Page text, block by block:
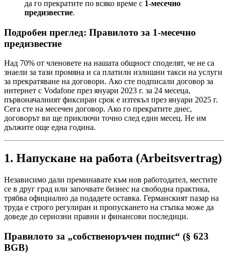
да го прекратите по всяко време с 1-месечно
предизвестие.
Подробен преглед: Правилото за 1-месечно
предизвестие
Над 70% от членовете на нашата общност споделят, че не са
знаели за тази промяна и са платили излишни такси на услуги
за прекратяване на договори. Ако сте подписали договор за
интернет с Vodafone през януари 2023 г. за 24 месеца,
първоначалният фиксиран срок е изтекъл през януари 2025 г.
Сега сте на месечен договор. Ако го прекратите днес,
договорът ви ще приключи точно след един месец. Не им
дължите още една година.
1. Напускане на работа (Arbeitsvertrag)
Независимо дали преминавате към нов работодател, местите
се в друг град или започвате бизнес на свободна практика,
трябва официално да подадете оставка. Германският пазар на
труда е строго регулиран и пропускането на стъпка може да
доведе до сериозни правни и финансови последици.
Правилото за „собственоръчен подпис“ (§ 623
BGB)